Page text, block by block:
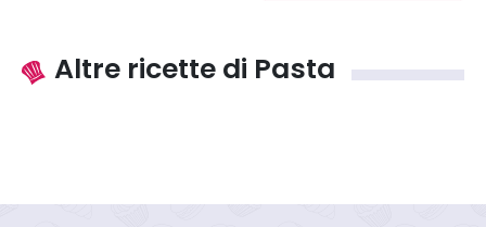
Altre ricette di Pasta